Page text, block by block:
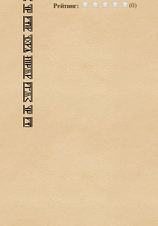
Рейтинг: (0)